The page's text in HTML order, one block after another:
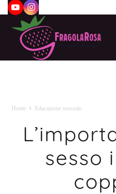
Home Educazione sessuale
sesso